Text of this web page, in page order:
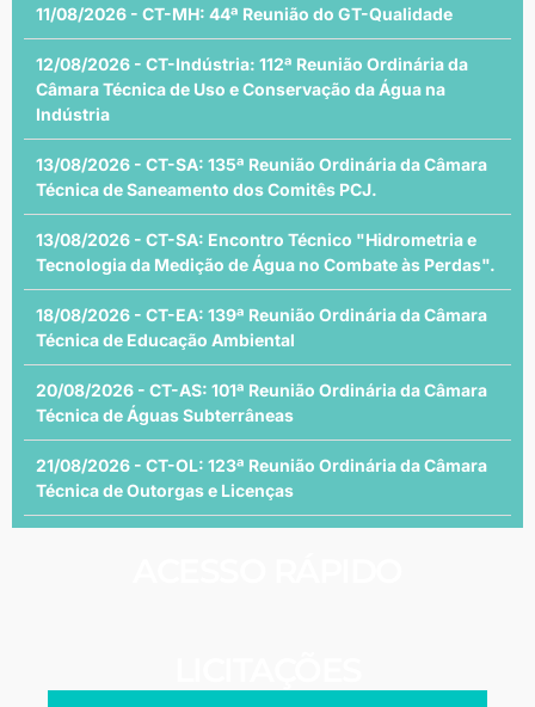
11/08/2026 - CT-MH: 44ª Reunião do GT-Qualidade
12/08/2026 - CT-Indústria: 112ª Reunião Ordinária da
Câmara Técnica de Uso e Conservação da Água na
Indústria
13/08/2026 - CT-SA: 135ª Reunião Ordinária da Câmara
Técnica de Saneamento dos Comitês PCJ.
13/08/2026 - CT-SA: Encontro Técnico "Hidrometria e
Tecnologia da Medição de Água no Combate às Perdas".
18/08/2026 - CT-EA: 139ª Reunião Ordinária da Câmara
Técnica de Educação Ambiental
20/08/2026 - CT-AS: 101ª Reunião Ordinária da Câmara
Técnica de Águas Subterrâneas
21/08/2026 - CT-OL: 123ª Reunião Ordinária da Câmara
Técnica de Outorgas e Licenças